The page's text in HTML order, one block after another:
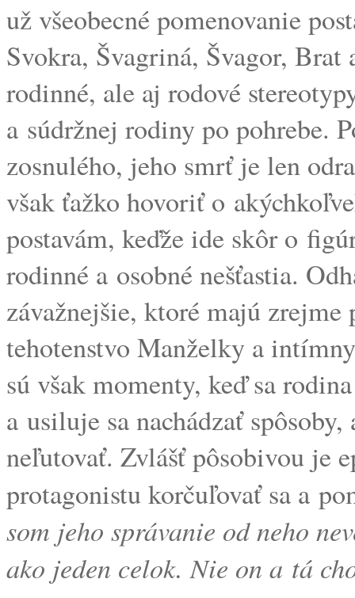
už všeobecné pomenovanie
Svokra, Švagriná, Švagor,
rodinné, ale aj rodové
a súdržnej rodiny po pohrebe.
zosnulého, jeho smrť je len
však ťažko hovoriť o
postavám, keďže ide skôr o
rodinné a osobné nešťastia.
závažnejšie, ktoré majú
tehotenstvo Manželky a
sú však momenty, keď sa
a usiluje sa nachádzať
neľutovať. Zvlášť pôsobivou je
protagonistu korčuľovať sa a
som jeho správanie od neho
ako jeden celok. Nie on a tá